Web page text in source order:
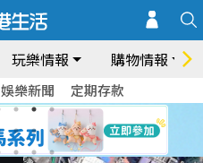
玩樂情報 購物情報
娛樂新聞 定期存款